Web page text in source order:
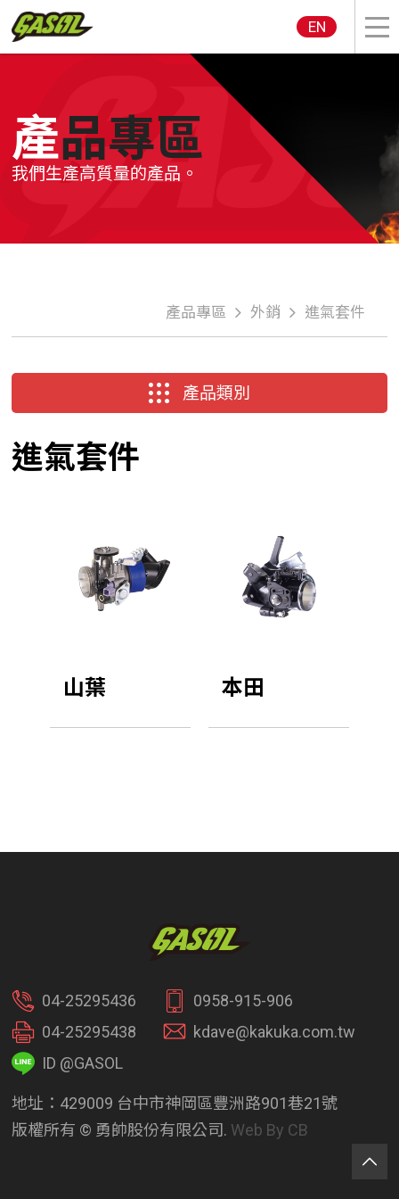
EN
產品專區
我們生產高質量的產品。
產品專區 外銷 進氣套件
產品類別
進氣套件
山葉 本田
04-25295436
0958-915-906
04-25295438
kdave@kakuka.com.tw
ID @GASOL
地址：429009 台中市神岡區豐洲路901巷21號
版權所有 © 勇帥股份有限公司. Web By CB